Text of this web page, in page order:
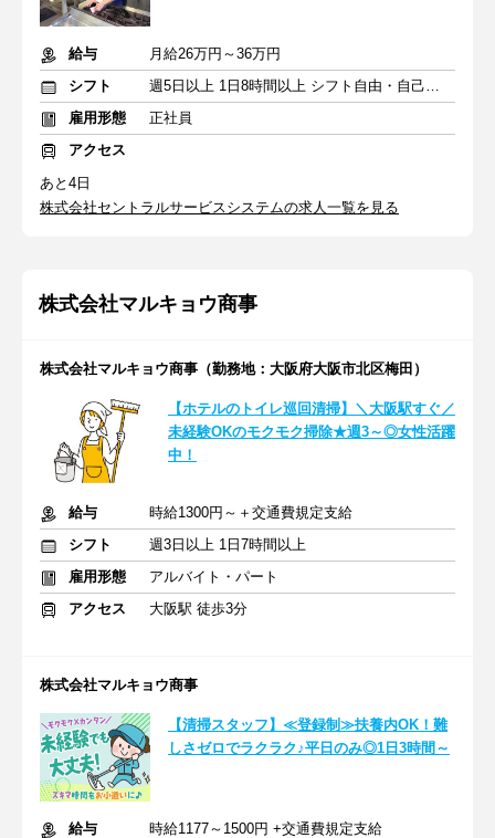
給与
月給26万円～36万円
シフト
週5日以上 1日8時間以上 シフト自由・自己申告
雇用形態
正社員
アクセス
あと4日
株式会社セントラルサービスシステムの求人一覧を見る
株式会社マルキョウ商事
株式会社マルキョウ商事（勤務地：⼤阪府⼤阪市北区梅⽥）
【ホテルのトイレ巡回清掃】＼⼤阪駅すぐ／
未経験OKのモクモク掃除★週3～◎女性活躍
中！
給与
時給1300円～＋交通費規定支給
シフト
週3日以上 1日7時間以上
雇用形態
アルバイト・パート
アクセス
大阪駅 徒歩3分
株式会社マルキョウ商事
【清掃スタッフ】≪登録制≫扶養内OK！難
しさゼロでラクラク♪平日のみ◎1日3時間～
給与
時給1177～1500円 +交通費規定支給